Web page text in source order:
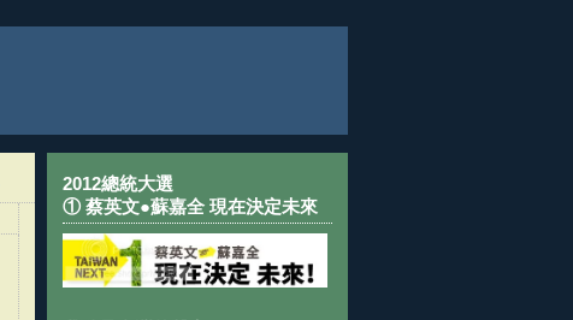
2012總統大選
① 蔡英文●蘇嘉全 現在決定未來